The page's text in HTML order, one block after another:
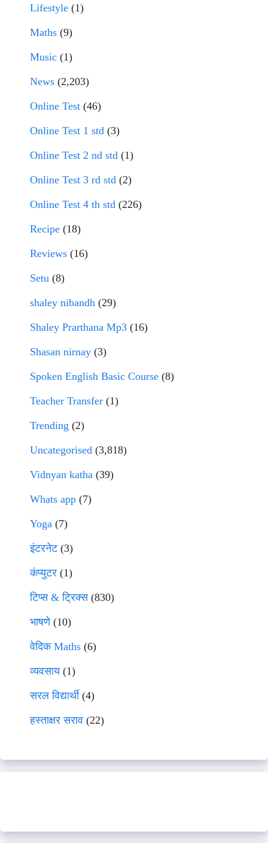
Lifestyle (1)
Maths (9)
Music (1)
News (2,203)
Online Test (46)
Online Test 1 std (3)
Online Test 2 nd std (1)
Online Test 3 rd std (2)
Online Test 4 th std (226)
Recipe (18)
Reviews (16)
Setu (8)
shaley nibandh (29)
Shaley Prarthana Mp3 (16)
Shasan nirnay (3)
Spoken English Basic Course (8)
Teacher Transfer (1)
Trending (2)
Uncategorised (3,818)
Vidnyan katha (39)
Whats app (7)
Yoga (7)
इंटरनेट(3)
कंप्युटर (1)
टिप्स & ट्रिक्स(830)
भाषणे(10)
वेदिक Maths (6)
व्यवसाय(1)
सरल विद्यार्थी(4)
हस्ताक्षर सराव (22)